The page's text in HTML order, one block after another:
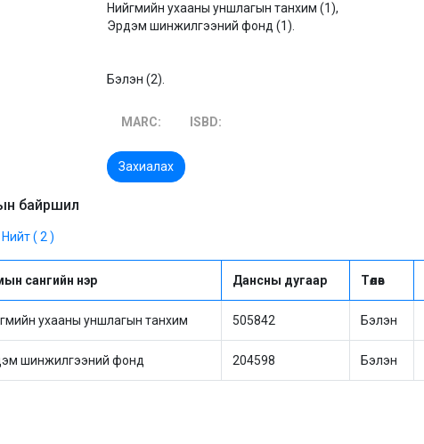
Нийгмийн ухааны уншлагын танхим (1),
Эрдэм шинжилгээний фонд (1).
Бэлэн (2).
MARC: ISBD:
Захиалах
байршил
Нийт ( 2 )
сангийн нэр Дансны дугаар Төлөв
ухааны уншлагын танхим 505842 Бэлэн
шинжилгээний фонд 204598 Бэлэн